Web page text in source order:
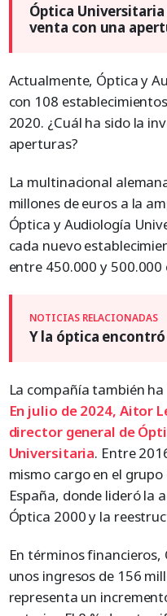
Óptica
venta con una
Actualmente, Óptica y
con 108
2020. ¿Cuál ha sido la
aperturas?
La multinacional
millones de euros a la
Óptica y Audiología
cada nuevo
entre 450.000 y 500.000
Y la óptica
La compañía también
En julio de 2024, Aitor
director general de
Universitaria. Entre
mismo cargo en el
España, donde lideró la
Óptica 2000 y la
En términos
unos ingresos de 156
representa un